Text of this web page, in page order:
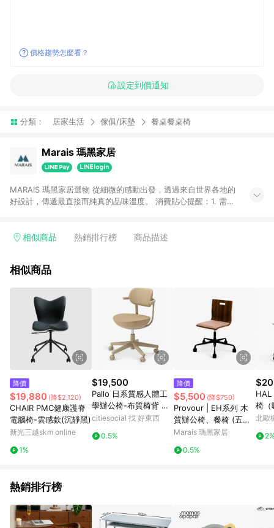
價格趨勢怎麼看？
設定到價通知
分類： 居家生活 傢俱/床墊 餐桌餐桌椅
Marais 瑪黑家居
MARAIS 瑪黑家居選物 從細微的感動出發，透過來自世界各地的
好設計，傳遞最直接而純真的品味溫度。 消費貼心提醒：1. 需透
APP下單，將不符合贈點資格。 3. 點數將於出貨後60天前後發
相似商品 熱銷排行榜 商品描述
相似商品
降價
$19,880 (降$2,120)
CHAIR PMC健康護脊
電腦椅-雲感款(沉靜黑)
新光三越skm online
1%
$19,500
Pallo 日系質感人體工
學辦公椅-布質椅背 檸
檬黃
citiesocial 找 好東西
0.5%
降價
$5,500 (降$750)
Provour | EH系列 木
質辦公椅、餐椅 (五爪
腳輪款) - 藍綠坐墊+深
Marais 瑪黑家居
0.5%
HAL
椅（
北歐
熱銷排行榜